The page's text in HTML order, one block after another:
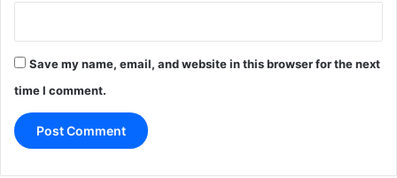
Save my name, email, and website in this browser for the next
time I comment.